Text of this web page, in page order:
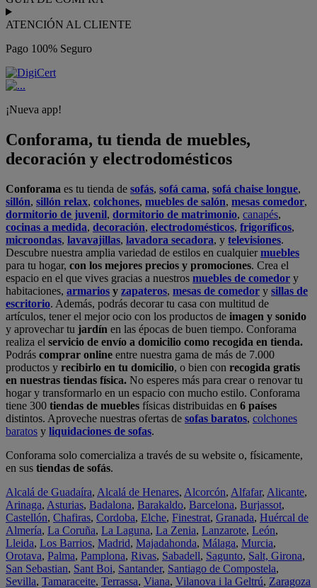
ATENCIÓN AL CLIENTE
Pago 100% Seguro
¡Nueva app!
Conforama, tu tienda de muebles,
decoración y electrodomésticos
Conforama es tu tienda de sofás, sofá cama, sofá chaise longue,
sillón, sillón relax, colchones, muebles de salón, mesas comedor,
dormitorio de juvenil, dormitorio de matrimonio, canapés,
cocinas a medida, decoración, electrodomésticos, frigoríficos,
microondas, lavavajillas, lavadora secadora, y televisiones.
Descubre nuestra amplia variedad de estilos en cualquiermuebles
para tu hogar, con los mejores precios y promociones. Crea el
espacio en el que vives gracias a nuestros muebles de comedor y
habitaciones, armarios y zapateros, mesas de comedor y sillas de
escritorio. Además, podrás decorar tu casa con multitud de
artículos, tener el mejor ocio con los productos de imagen y sonido
y aprovechar tu jardín en las épocas de buen tiempo. Conforama
realiza el servicio de envío a domicilio como recogida en tienda.
Podrás comprar online entre nuestra gama de más de 7.000
productos y recibirlo en tu domicilio, o bien con recogida gratis
en nuestras tiendas física. No esperes más para crear o renovar tu
hogar y transformarlo en un espacio con mucho estilo. Conforama
tiene 300 tiendas de muebles físicas distribuidas en 6 países
distintos. Aproveche nuestras ofertas de sofas baratos, colchones
baratos y liquidaciones de sofas.
Conforama solo comercializa a través de su website o, físicamente,
en sus tiendas de sofás.
Alcalá de Guadaíra, Alcalá de Henares, Alcorcón, Alfafar, Alicante,
Arinaga, Asturias, Badalona, Barakaldo, Barcelona, Burjassot,
Castellón, Chafiras, Cordoba, Elche, Finestrat, Granada, Huércal de
Almería, La Coruña, La Laguna, La Zenia, Lanzarote, León,
Lleida, Los Barrios, Madrid, Majadahonda, Málaga, Murcia,
Orotava, Palma, Pamplona, Rivas, Sabadell, Sagunto, Salt, Girona,
San Sebastian, Sant Boi, Santander, Santiago de Compostela,
Sevilla, Tamaraceite, Terrassa, Viana, Vilanova i la Geltrú, Zaragoza